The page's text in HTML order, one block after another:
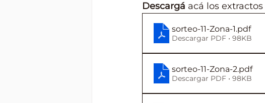
Descargá acá los
sorteo-11-Zona-1.pdf
Descargar PDF • 98KB
sorteo-11-Zona-2.pdf
Descargar PDF • 98KB